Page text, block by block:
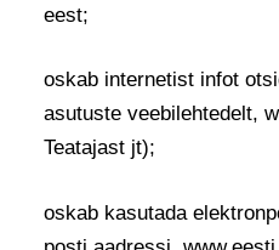
eest;
oskab internetist infot
asutuste veebilehtedelt,
Teatajast jt);
oskab kasutada